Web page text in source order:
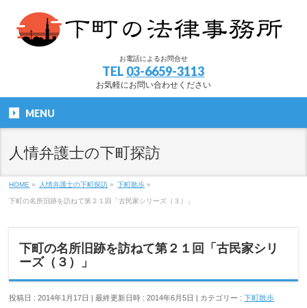
お電話によるお問合せ
TEL 03-6659-3113
お気軽にお問い合わせください
MENU
人情弁護士の下町探訪
HOME » 人情弁護士の下町探訪 » 下町散歩 »
下町の名所旧跡を訪ねて第２１回「古民家シリーズ（３）」
下町の名所旧跡を訪ねて第２１回「古民家シリ
ーズ（３）」
投稿日 : 2014年1月17日 最終更新日時 : 2014年6月5日 カテゴリー :下町散歩